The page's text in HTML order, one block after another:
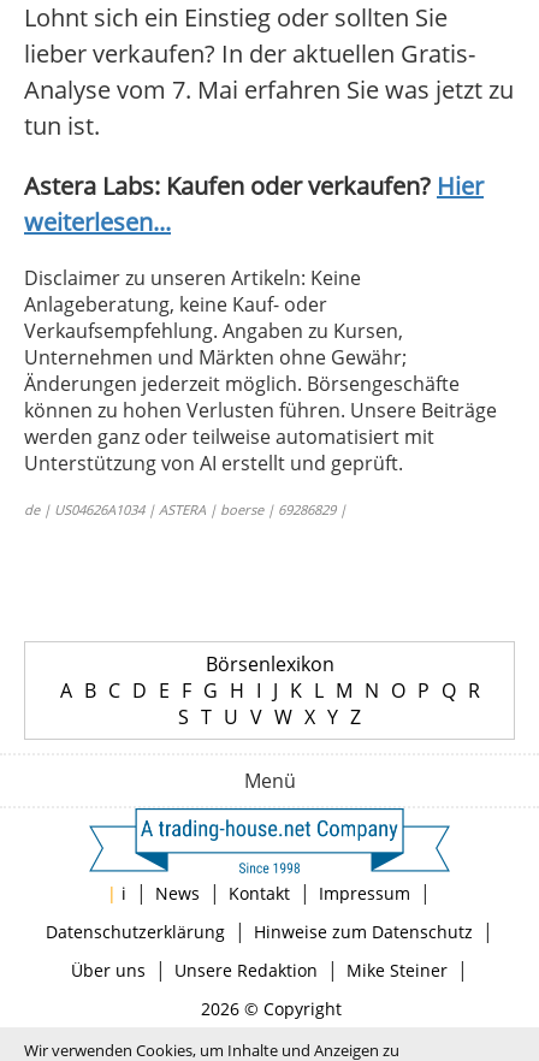
Lohnt sich ein Einstieg oder sollten Sie
lieber verkaufen? In der aktuellen Gratis-
Analyse vom 7. Mai erfahren Sie was jetzt zu
tun ist.
Astera Labs: Kaufen oder verkaufen? Hier
weiterlesen...
Disclaimer zu unseren Artikeln: Keine
Anlageberatung, keine Kauf- oder
Verkaufsempfehlung. Angaben zu Kursen,
Unternehmen und Märkten ohne Gewähr;
Änderungen jederzeit möglich. Börsengeschäfte
können zu hohen Verlusten führen. Unsere Beiträge
werden ganz oder teilweise automatisiert mit
Unterstützung von AI erstellt und geprüft.
de | US04626A1034 | ASTERA | boerse | 69286829 |
Börsenlexikon
A B C D E F G H I J K L M N O P Q R
S T U V W X Y Z
Menü
| i | News | Kontakt | Impressum |
Datenschutzerklärung| Hinweise zum Datenschutz |
Über uns | Unsere Redaktion | Mike Steiner|
2026 © Copyright
Wir verwenden Cookies, um Inhalte und Anzeigen zu